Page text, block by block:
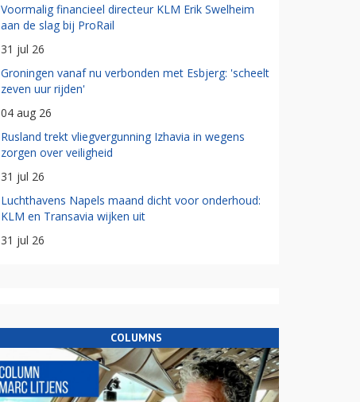
Voormalig financieel directeur KLM Erik Swelheim
aan de slag bij ProRail
31 jul 26
Groningen vanaf nu verbonden met Esbjerg: 'scheelt
zeven uur rijden'
04 aug 26
Rusland trekt vliegvergunning Izhavia in wegens
zorgen over veiligheid
31 jul 26
Luchthavens Napels maand dicht voor onderhoud:
KLM en Transavia wijken uit
31 jul 26
COLUMNS